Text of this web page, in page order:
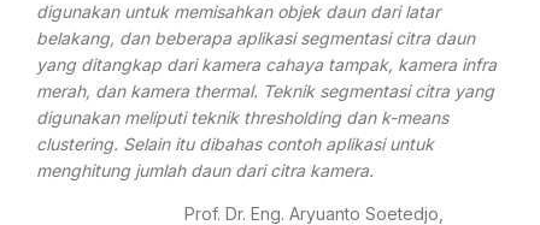
digunakan untuk memisahkan objek daun dari latar
belakang, dan beberapa aplikasi segmentasi citra daun
yang ditangkap dari kamera cahaya tampak, kamera infra
merah, dan kamera thermal. Teknik segmentasi citra yang
digunakan meliputi teknik thresholding dan k-means
clustering. Selain itu dibahas contoh aplikasi untuk
menghitung jumlah daun dari citra kamera.
Prof. Dr. Eng. Aryuanto Soetedjo,